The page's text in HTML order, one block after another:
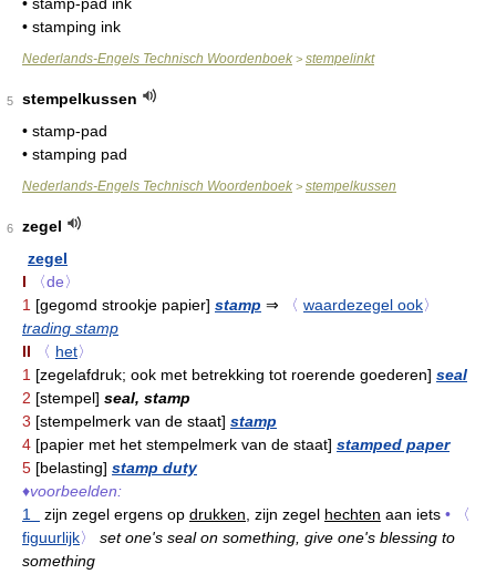
• stamping ink
Nederlands-Engels Technisch Woordenboek > stempelinkt
5
stempelkussen
• stamp-pad
• stamping pad
Nederlands-Engels Technisch Woordenboek > stempelkussen
6
zegel
zegel
I
〈de〉
1 [gegomd strookje papier] stamp ⇒ 〈 waardezegel ook〉
trading stamp
II
〈 het〉
1 [zegelafdruk; ook met betrekking tot roerende goederen] seal
2 [stempel] seal, stamp
3 [stempelmerk van de staat] stamp
4 [papier met het stempelmerk van de staat] stamped paper
5 [belasting] stamp duty
♦voorbeelden:
1
zijn zegel ergens op drukken, zijn zegel hechten aan iets •
〈
figuurlijk〉
set one's seal on something, give one's blessing to
something